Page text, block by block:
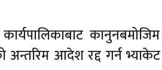
आदेश रद्द गर्न भ्याकेट